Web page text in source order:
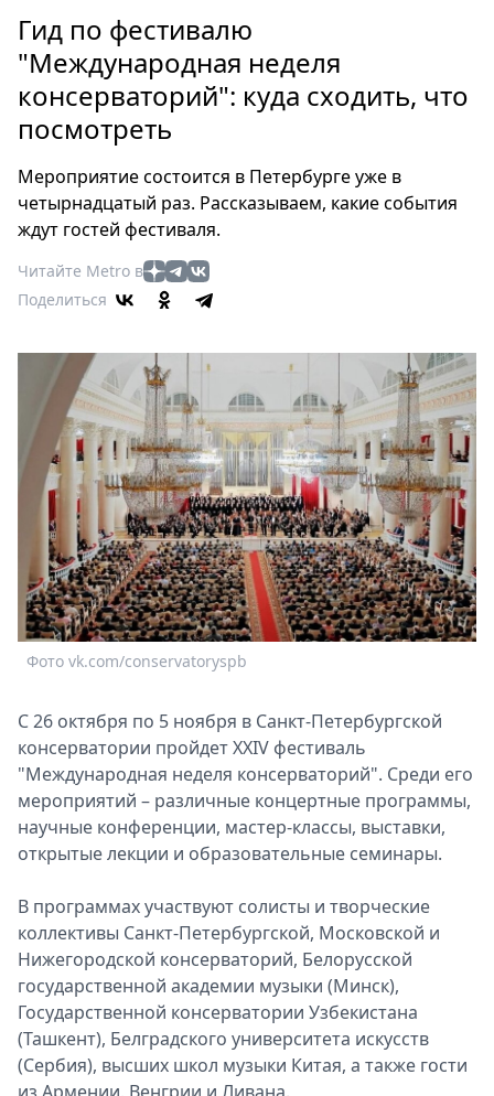
Россия
Мир
Здоровье
Еда
Туризм
Мода
Театр
Кино
Афиша
Книги
Пресс-
релизы
О
Metro
Стримы
Спецпроекты
Звезды
Выборы
2026
Скачай
Metro
Гид по фестивалю
"Международная неделя
консерваторий": куда сходить, что
посмотреть
Мероприятие состоится в Петербурге уже в
четырнадцатый раз. Рассказываем, какие события
ждут гостей фестиваля.
Читайте Metro в
Поделиться
Фото vk.com/conservatoryspb
С 26 октября по 5 ноября в Санкт-Петербургской
консерватории пройдет XXIV фестиваль
"Международная неделя консерваторий". Среди его
мероприятий – различные концертные программы,
научные конференции, мастер-классы, выставки,
открытые лекции и образовательные семинары.
В программах участвуют солисты и творческие
коллективы Санкт-Петербургской, Московской и
Нижегородской консерваторий, Белорусской
государственной академии музыки (Минск),
Государственной консерватории Узбекистана
(Ташкент), Белградского университета искусств
(Сербия), высших школ музыки Китая, а также гости